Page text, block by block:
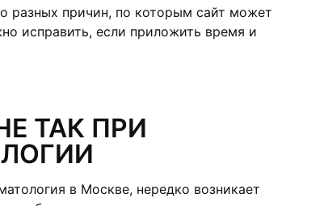
разных причин, по которым сайт может
исправить, если приложить время и
ТАК ПРИ
в Москве, нередко возникает